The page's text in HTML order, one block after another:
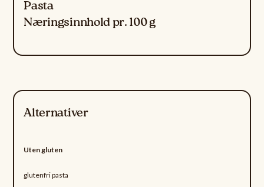
Pasta
Næringsinnhold pr. 100 g
Alternativer
Uten gluten
glutenfri pasta